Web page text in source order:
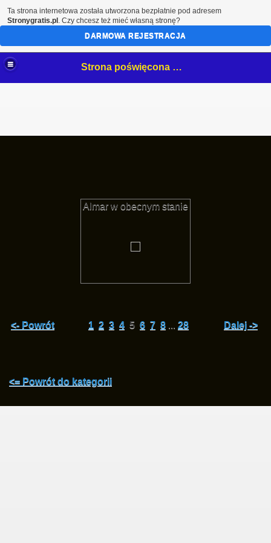
Strona poświęcona mojemu hobby- białostockim NeOnOm.
Almar w obecnym stanie
<- Powrót 1 2 3 4 5 6 7 8 ... 28 Dalej ->
<= Powrót do kategorii
Ta strona internetowa została utworzona bezpłatnie pod adresem
Stronygratis.pl . Czy chcesz też mieć własną stronę?
DARMOWA REJESTRACJA